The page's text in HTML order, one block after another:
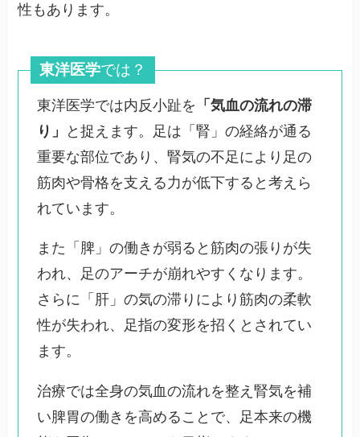
性もあります。
東洋医学では？
東洋医学では内反小趾を 「気血の流れの滞
り」
と捉えます。足は「腎」の経絡が通る
重要な部位であり、腎気の不足により足の
筋肉や骨格を支える力が低下すると考えら
れています。
また「脾」の働きが弱ると筋肉の張りが失
われ、足のアーチが崩れやすくなります。
さらに「肝」の気の滞りにより筋肉の柔軟
性が失われ、足指の変形を招くとされてい
ます。
治療では全身の気血の流れを整え腎気を補
い脾胃の働きを高めることで、足本来の機